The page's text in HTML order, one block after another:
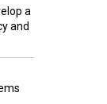
a
and